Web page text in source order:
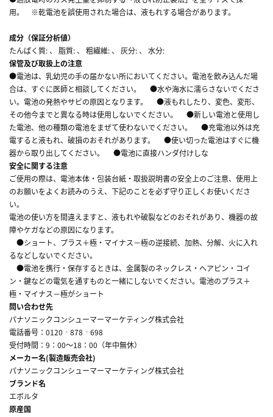
用。 ※乾電池を誤使用された場合は、液もれする場合があります。
成分（保証分析値）
たんぱく質: 、 脂質: 、 粗繊維: 、 灰分: 、 水分:
保管及び取扱上の注意
●電池は、乳幼児の手の届かない所においてください。電池を飲み込んだ場
合は、すぐに医師と相談してください。 ●水や海水に濡らさないでくださ
い。電池の発熱やサビの原因となります。 ●液もれしたり、変色、変形、
その他今までと異なる時は使用しないでください。 ●新しい電池と使用し
た電池、他の種類の電池をまぜて使わないでください。 ●充電池以外は充
電すると液もれ、破損のおそれがあります。 ●使い切った電池はすぐに機
器から取り出してください。 ●電池に直接ハンダ付けしな
安全に関する注意
ご使用の際は、電池本体・包装台紙・取扱説明書の安全上のご注意、使用上
のお願いをよくお読みのうえ、下記のことを必ず守り正しくお使いくださ
い。
電池の使い方を間違えますと、液もれや破裂などのおそれがあり、機器の故
障やケガなどの原因になります。
●ショート、プラス＋極・マイナス－極の逆接続、加熱、分解、火に入れ
るなどしないでください。
●電池を携行・保存するときは、金属製のネックレス・ヘアピン・コイ
ン・鍵などの電気を通すものと一緒にしないでください。電池のプラス＋
極・マイナス－極がショート
問い合わせ先
パナソニックコンシューマーマーケティング株式会社
電話番号：0120‐878‐698
受付時間：9：00～18：00（年中無休）
メーカー名(製造販売会社)
パナソニックコンシューマーマーケティング株式会社
ブランド名
エボルタ
原産国